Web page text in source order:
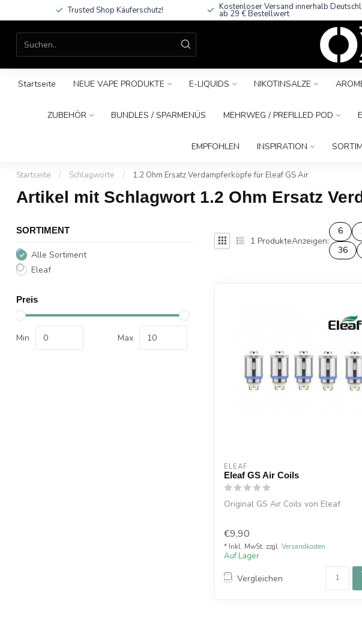
Trusted Shop Käuferschutz! Kostenloser Versand innerhalb
ab 29 € Bestellwert
Startseite NEUE VAPE PRODUKTE E-LIQUIDS NIKOTINSALZE
ZUBEHÖR BUNDLES / SPARMENÜS MEHRWEG / PREFILLED POD
EMPFOHLEN INSPIRATION
Startseite / Schlagworte / 1.2 Ohm Ersatz Verdampferköpfe für Eleaf GS Air
Artikel mit Schlagwort 1.2 Ohm Ersatz
SORTIMENT
Alle Sortiment
Eleaf
Preis
Min Max
1 ProdukteAnzeigen:
6
36
ELEAF
Eleaf GS Air Coils
Original GS Air Coils von Eleaf
€9,90
* Inkl. MwSt. zzgl. Versandkosten
Auf Lager
Vergleichen